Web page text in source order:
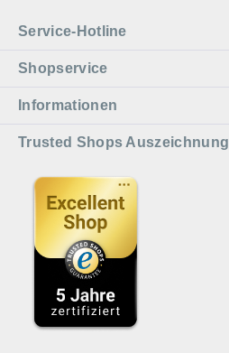
Service-Hotline
Shopservice
Informationen
Trusted Shops Auszeichnung